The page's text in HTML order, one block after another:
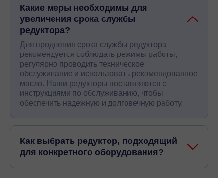
Нужен расчёт под конкретный механизм — пришлите
параметры или шильдик установленного редуктора, и
специалисты «Промышленных редукторов» подберут
подходящий конический мотор-редуктор Nord либо
аналог серии ПР.
Какие меры необходимы для
увеличения срока службы
редуктора?
Для продления срока службы редуктора
рекомендуется соблюдать режимы работы,
регулярно проводить техническое
обслуживание и использовать рекомендованное
масло. Наши редукторы поставляются с
инструкциями по обслуживанию, чтобы
обеспечить надежную и долговечную работу.
Как выбрать редуктор, подходящий
для конкретного оборудования?